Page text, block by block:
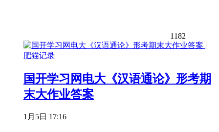
1182
国开学习网电大《汉语通论》形考期
末大作业答案
1月5日 17:16